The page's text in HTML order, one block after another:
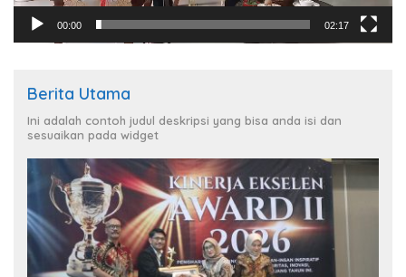
00:00 02:17
Berita Utama
Ini adalah contoh judul deskripsi yang bisa anda isi dan
sesuaikan pada widget